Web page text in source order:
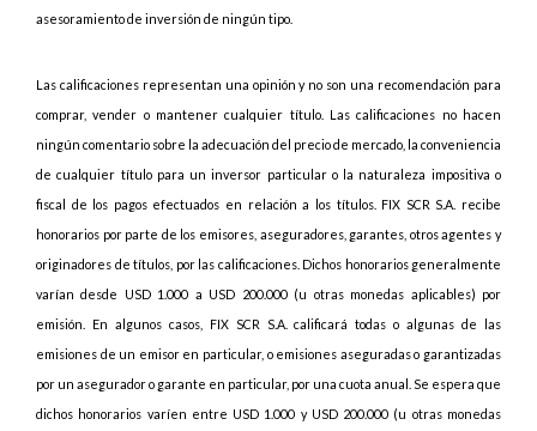
asesoramiento de inversión de ningún tipo.
Las calificaciones representan una opinión y no son una recomendación para
comprar, vender o mantener cualquier título. Las calificaciones no hacen
ningún comentario sobre la adecuación del precio de mercado, la conveniencia
de cualquier título para un inversor particular o la naturaleza impositiva o
fiscal de los pagos efectuados en relación a los títulos. FIX SCR S.A. recibe
honorarios por parte de los emisores, aseguradores, garantes, otros agentes y
originadores de títulos, por las calificaciones. Dichos honorarios generalmente
varían desde USD 1.000 a USD 200.000 (u otras monedas aplicables) por
emisión. En algunos casos, FIX SCR S.A. calificará todas o algunas de las
emisiones de un emisor en particular, o emisiones aseguradas o garantizadas
por un asegurador o garante en particular, por una cuota anual. Se espera que
dichos honorarios varíen entre USD 1.000 y USD 200.000 (u otras monedas